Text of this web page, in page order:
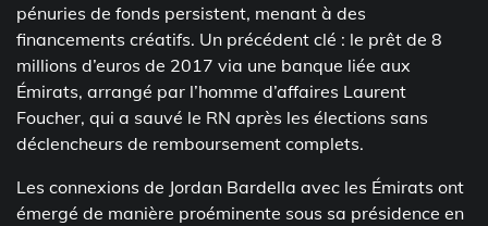
pénuries de fonds persistent, menant à des
financements créatifs. Un précédent clé : le prêt de 8
millions d’euros de 2017 via une banque liée aux
Émirats, arrangé par l’homme d’affaires Laurent
Foucher, qui a sauvé le RN après les élections sans
déclencheurs de remboursement complets.
Les connexions de Jordan Bardella avec les Émirats ont
émergé de manière proéminente sous sa présidence en